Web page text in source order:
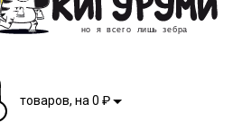
товаров, на 0